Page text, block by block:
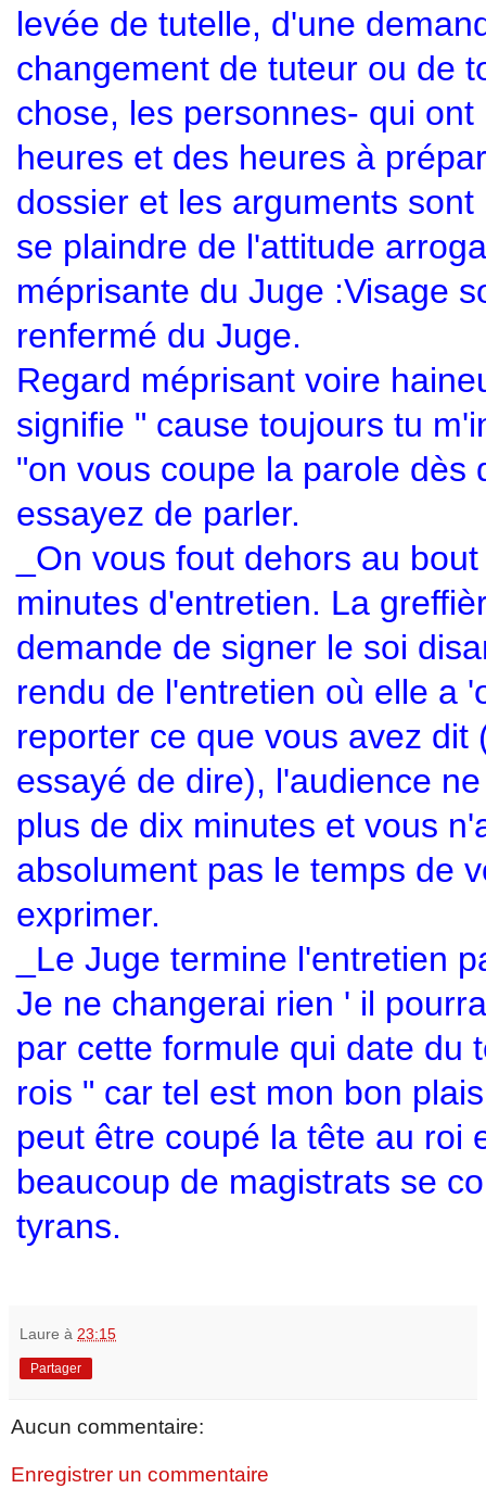
levée de tutelle, d'une
changement de tuteur ou de
chose, les personnes- qui ont
heures et des heures à
dossier et les arguments sont
se plaindre de l'attitude
méprisante du Juge :Visage
renfermé du Juge.
Regard méprisant voire
signifie " cause toujours tu
"on vous coupe la parole dès
essayez de parler.
_On vous fout dehors au
minutes d'entretien. La
demande de signer le soi
rendu de l'entretien où elle a
reporter ce que vous avez dit
essayé de dire), l'audience
plus de dix minutes et vous
absolument pas le temps de
exprimer.
_Le Juge termine l'entretien
Je ne changerai rien ' il
par cette formule qui date du
rois " car tel est mon bon
peut être coupé la tête au roi
beaucoup de magistrats se
tyrans.
Laure à 23:15
Partager
Aucun commentaire:
Enregistrer un commentaire